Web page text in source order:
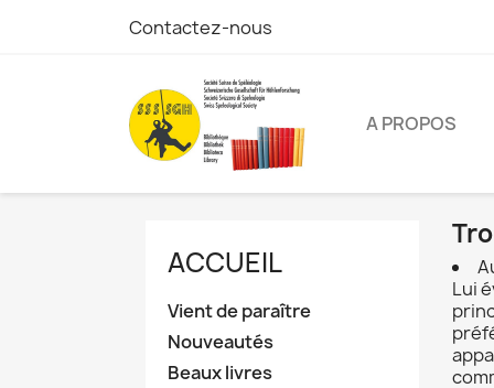
Contactez-nous
A PROPOS
ACCUEIL
Vient de paraître
Nouveautés
Beaux livres
Lui